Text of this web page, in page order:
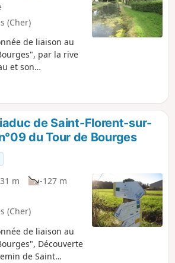
(Cher)
de liaison au
par la rive
et son
L’ancien
de l’Etourneau,
une belle voie
Saint
- XIIème, mérite
de Saint-Florent-sur-
du Tour de Bourges
m
-127 m
(Cher)
de liaison au
Découverte
de Saint